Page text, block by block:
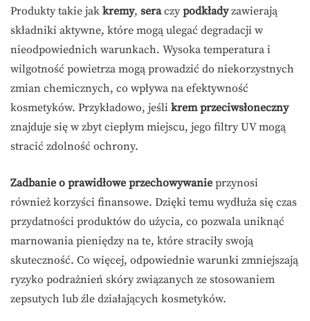
Produkty takie jak kremy, seraczy podkładyzawierają
składniki aktywne, które mogą ulegać degradacji w
nieodpowiednich warunkach. Wysoka temperatura i
wilgotność powietrza mogą prowadzić do niekorzystnych
zmian chemicznych, co wpływa na efektywność
kosmetyków. Przykładowo, jeśli krem przeciwsłoneczny
znajduje się w zbyt ciepłym miejscu, jego filtry UV mogą
stracić zdolność ochrony.
Zadbanie o prawidłowe przechowywanie przynosi
również korzyści finansowe. Dzięki temu wydłuża się czas
przydatności produktów do użycia, co pozwala uniknąć
marnowania pieniędzy na te, które straciły swoją
skuteczność. Co więcej, odpowiednie warunki zmniejszają
ryzyko podrażnień skóry związanych ze stosowaniem
zepsutych lub źle działających kosmetyków.